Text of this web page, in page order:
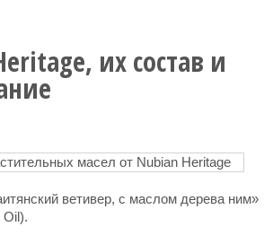
их состав и
ветивер, с маслом дерева ним»
Oil).